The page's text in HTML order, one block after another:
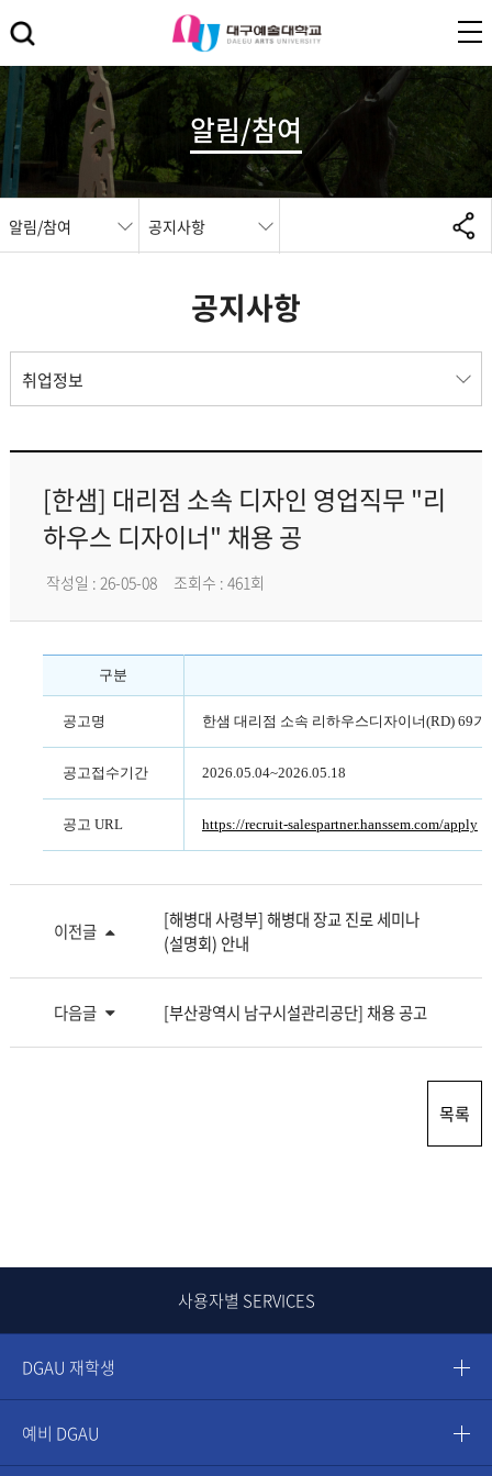
알림/참여
알림/참여 공지사항
공지사항
취업정보
[한샘] 대리점 소속 디자인 영업직무 "리
하우스 디자이너" 채용 공
작성일 : 26-05-08 조회수 : 461회
구분
공고명 한샘 대리점 소속 리하우스디자이너(RD) 69기
공고접수기간 2026.05.04~2026.05.18
공고 URL https://recruit-salespartner.hanssem.com/apply
이전글
[해병대 사령부] 해병대 장교 진로 세미나
(설명회) 안내
다음글 [부산광역시 남구시설관리공단] 채용 공고
목록
사용자별 SERVICES
DGAU 재학생
예비 DGAU